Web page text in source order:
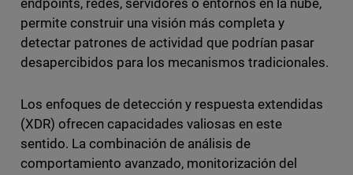
endpoints, redes, servidores o entornos en la nube,
permite construir una visión más completa y
detectar patrones de actividad que podrían pasar
desapercibidos para los mecanismos tradicionales.
Los enfoques de detección y respuesta extendidas
(XDR) ofrecen capacidades valiosas en este
sentido. La combinación de análisis de
comportamiento avanzado, monitorización del